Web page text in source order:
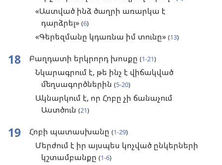
«Աստված ինձ ծաղրի առարկա է
դարձրել» (6)
«Գերեզմանը կդառնա իմ տունը» (13)
18 Բաղդատի երկրորդ խոսքը (1-21)
Նկարագրում է, թե ինչ է վիճակված
մեղսագործներին (5-20)
Ակնարկում է, որ Հոբը չի ճանաչում
Աստծուն (21)
19 Հոբի պատասխանը (1-29)
Մերժում է իր այսպես կոչված ընկերների
կշտամբանքը (1-6)